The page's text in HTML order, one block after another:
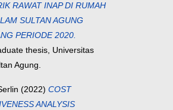
RAWAT INAP DI RUMAH
SULTAN AGUNG
PERIODE 2020.
thesis, Universitas
Agung.
(2022) COST
ANALYSIS